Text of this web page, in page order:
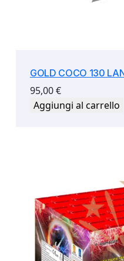
GOLD COCO 130
95,00€
Aggiungi al carrello